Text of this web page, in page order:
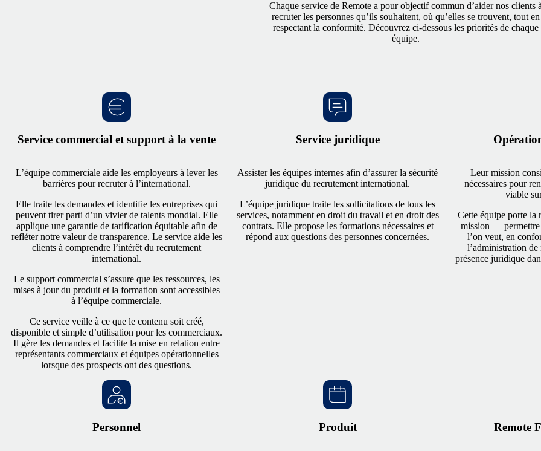
Chaque service de Remote a pour objectif commun d’aider nos clients
recruter les personnes qu’ils souhaitent, où qu’elles se trouvent, tout en
respectant la conformité. Découvrez ci‑dessous les priorités de chaque
équipe.
Service commercial et support à la vente
L’équipe commerciale aide les employeurs à lever les
barrières pour recruter à l’international.
Elle traite les demandes et identifie les entreprises qui
peuvent tirer parti d’un vivier de talents mondial. Elle
applique une garantie de tarification équitable afin de
refléter notre valeur de transparence. Le service aide les
clients à comprendre l’intérêt du recrutement
international.
Le support commercial s’assure que les ressources, les
mises à jour du produit et la formation sont accessibles
à l’équipe commerciale.
Ce service veille à ce que le contenu soit créé,
disponible et simple d’utilisation pour les commerciaux.
Il gère les demandes et facilite la mise en relation entre
représentants commerciaux et équipes opérationnelles
lorsque des prospects ont des questions.
Service juridique
Assister les équipes internes afin d’assurer la sécurité
juridique du recrutement international.
L’équipe juridique traite les sollicitations de tous les
services, notamment en droit du travail et en droit des
contrats. Elle propose les formations nécessaires et
répond aux questions des personnes concernées.
Leur mission
nécessaires pour
viable
Cette équipe porte la
mission — permettre
l’on veut, en
l’administration de
présence juridique
Personnel Produit Remote